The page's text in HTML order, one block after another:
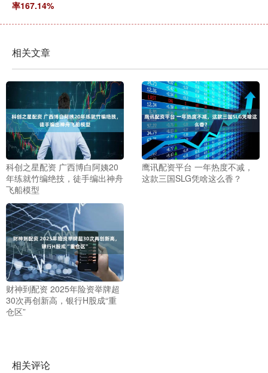
率167.14%
相关文章
科创之星配资 广西博白阿姨20
年练就竹编绝技，徒手编出神舟
飞船模型
鹰讯配资平台 一年热度不减，
这款三国SLG凭啥这么香？
财神到配资 2025年险资举牌超
30次再创新高，银行H股成“重
仓区”
相关评论